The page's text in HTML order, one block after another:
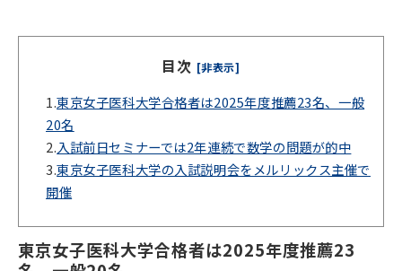
目次 [非表示]
1.東京女子医科大学合格者は2025年度推薦23名、一般
20名
2.入試前日セミナーでは2年連続で数学の問題が的中
3.東京女子医科大学の入試説明会をメルリックス主催で
開催
東京女子医科大学合格者は2025年度推薦23